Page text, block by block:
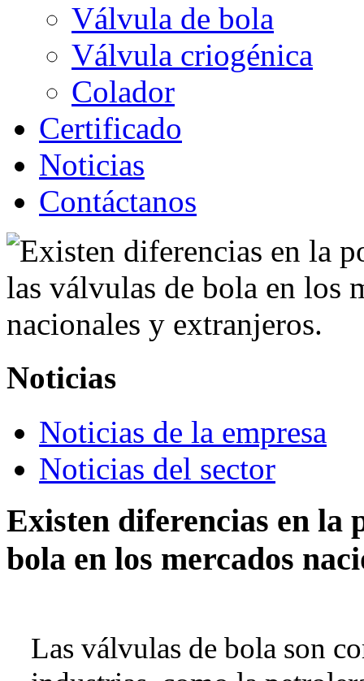
Válvula de bola
Válvula criogénica
Colador
Certificado
Noticias
Contáctanos
Noticias
Noticias de la empresa
Noticias del sector
Existen diferencias en la
bola en los mercados
Las válvulas de bola son